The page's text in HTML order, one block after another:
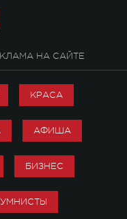
НА САЙТЕ
КРАСА
АФИША
БИЗНЕС